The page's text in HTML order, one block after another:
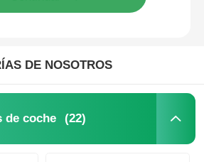
DE NOSOTROS
de coche (22)